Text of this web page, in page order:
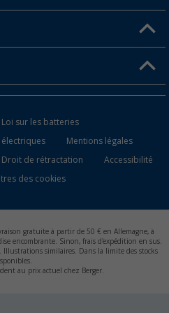
Loi sur les batteries
électriques
Mentions légales
Droit de rétractation
Accessibilité
des cookies
gratuite à partir de 50 € en Allemagne, à
encombrante. Sinon, frais d'expédition en sus.
Illustrations similaires. Dans la limite des stocks
au prix actuel chez Berger.